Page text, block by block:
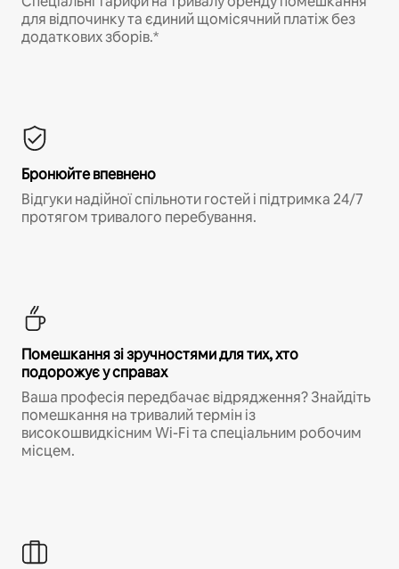
для відпочинку та єдиний щомісячний платіж без
додаткових зборів.*
Бронюйте впевнено
Відгуки надійної спільноти гостей і підтримка 24/7
протягом тривалого перебування.
Помешкання зі зручностями для тих, хто
подорожує у справах
Ваша професія передбачає відрядження? Знайдіть
помешкання на тривалий термін із
високошвидкісним Wi-Fi та спеціальним робочим
місцем.